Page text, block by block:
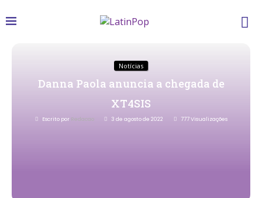
Notícias
Danna Paola anuncia a chegada de
XT4SIS
Escrito por Redacao 3 de agosto de 2022 777Visualizações